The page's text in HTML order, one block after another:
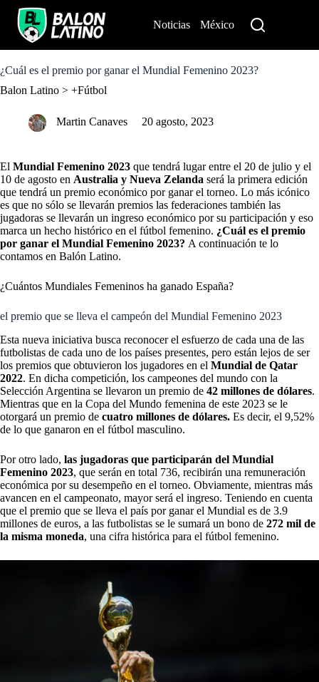
o
o
Noticias México
¿Cuál es el premio por ganar el Mundial Femenino 2023?
Balon Latino > +Fútbol
Martin Canaves 20 agosto, 2023
El Mundial Femenino 2023 que tendrá lugar entre el 20 de julio y el
10 de agosto en Australia y Nueva Zelanda será la primera edición
que tendrá un premio económico por ganar el torneo. Lo más icónico
es que no sólo se llevarán premios las federaciones también las
jugadoras se llevarán un ingreso económico por su participación y eso
marca un hecho histórico en el fútbol femenino. ¿Cuál es el premio
por ganar el Mundial Femenino 2023? A continuación te lo
contamos en Balón Latino.
¿Cuántos Mundiales Femeninos ha ganado España?
el premio que se lleva el campeón del Mundial Femenino 2023
Esta nueva iniciativa busca reconocer el esfuerzo de cada una de las
futbolistas de cada uno de los países presentes, pero están lejos de ser
los premios que obtuvieron los jugadores en el Mundial de Qatar
2022. En dicha competición, los campeones del mundo con la
Selección Argentina se llevaron un premio de 42 millones de dólares.
Mientras que en la Copa del Mundo femenina de este 2023 se le
otorgará un premio de cuatro millones de dólares. Es decir, el 9,52%
de lo que ganaron en el fútbol masculino.
Por otro lado, las jugadoras que participarán del Mundial
Femenino 2023, que serán en total 736, recibirán una remuneración
económica por su desempeño en el torneo. Obviamente, mientras más
avancen en el campeonato, mayor será el ingreso. Teniendo en cuenta
que el premio que se lleva el país por ganar el Mundial es de 3.9
millones de euros, a las futbolistas se le sumará un bono de 272 mil de
la misma moneda, una cifra histórica para el fútbol femenino.